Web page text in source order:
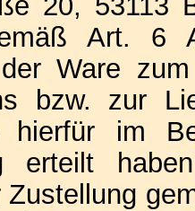
Art.
Ware
bzw. zur
im
erteilt
Zustellung